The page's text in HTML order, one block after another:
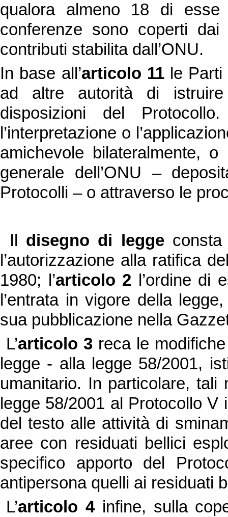
qualora almeno 18 di
conferenze sono coperti
contributi stabilita dall’ONU.
In base all’articolo 11le Parti
ad altre autorità di istruire
disposizioni del
l’interpretazione o
amichevole bilateralmente, o
generale dell’ONU –
Protocolli – o attraverso le
Il disegno di leggeconsta
l’autorizzazione alla ratifica
1980; l’articolo 2
l’ordine di
l’entrata in vigore della
sua pubblicazione nella
L’articolo 3reca le
legge - alla legge 58/2001,
umanitario. In particolare,
legge 58/2001 al Protocollo
del testo alle attività di
aree con residuati bellici
specifico apporto del
antipersona quelli ai residuati
L’articolo 4infine, sulla